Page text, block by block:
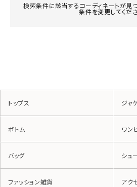
検索条件に該当するコーディネートが見
条件を変更してくだ
トップス ジャ
ボトム ワン
バッグ シュ
ファッション雑貨 アク